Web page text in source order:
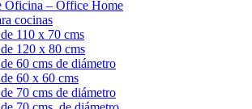
Oficina – Office Home
cocinas
110 x 70 cms
120 x 80 cms
60 cms de diámetro
60 x 60 cms
70 cms de diámetro